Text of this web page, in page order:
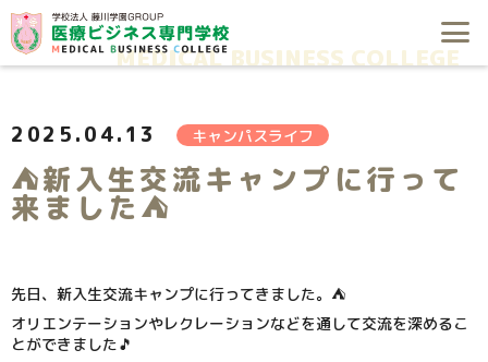
⛺新入生交流キャンプに行って
来ました⛺
2025.04.13 キャンパスライフ
先日、新入生交流キャンプに行ってきました。⛺
オリエンテーションやレクレーションなどを通して交流を深めるこ
とができました🎵